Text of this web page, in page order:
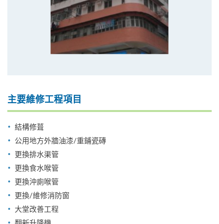
主要維修工程項目
結構修葺
公用地方外牆油漆/重鋪瓷磚
更換排水渠管
更換食水喉管
更換沖廁喉管
更換/維修消防窗
大堂改善工程